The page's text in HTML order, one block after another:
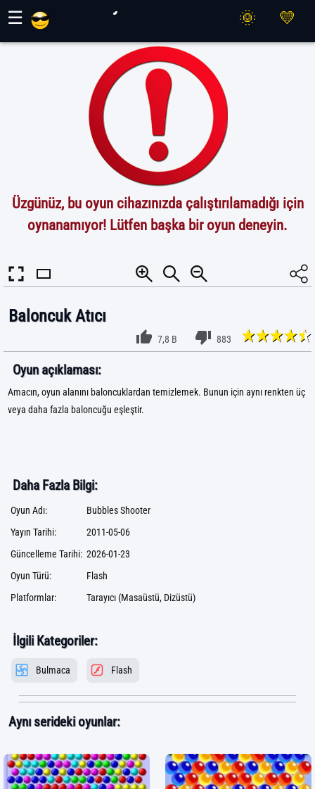
☰
Üzgünüz, bu oyun cihazınızda çalıştırılamadığı için
oynanamıyor! Lütfen başka bir oyun deneyin.
Baloncuk Atıcı
7,8 B 883
Oyun açıklaması:
Amacın, oyun alanını baloncuklardan temizlemek. Bunun için aynı renkten üç
veya daha fazla baloncuğu eşleştir.
Daha Fazla Bilgi:
Oyun Adı:
Bubbles Shooter
Yayın Tarihi:
2011-05-06
Güncelleme Tarihi: 2026-01-23
Oyun Türü:
Flash
Platformlar:
Tarayıcı (Masaüstü, Dizüstü)
İlgili Kategoriler:
Bulmaca Flash
Aynı serideki oyunlar: